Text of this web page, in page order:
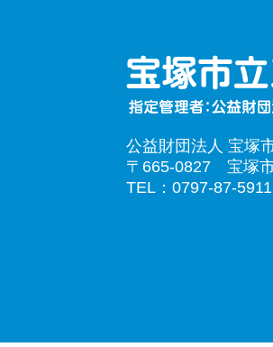
公益財団法人 宝塚
〒665-0827 宝塚
TEL：0797-87-